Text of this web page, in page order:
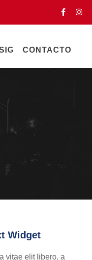
CONTACTO
Widget
vitae elit libero, a